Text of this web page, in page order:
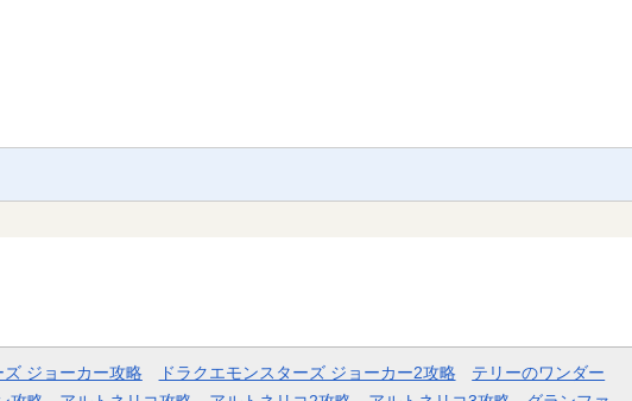
ズ ジョーカー攻略 ドラクエモンスターズ ジョーカー2攻略
テリーのワンダー